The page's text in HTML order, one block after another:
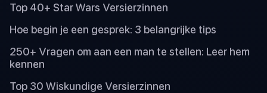
Top 40+ Star Wars Versierzinnen
Hoe begin je een gesprek: 3 belangrijke tips
250+ Vragen om aan een man te stellen: Leer hem
kennen
Top 30 Wiskundige Versierzinnen